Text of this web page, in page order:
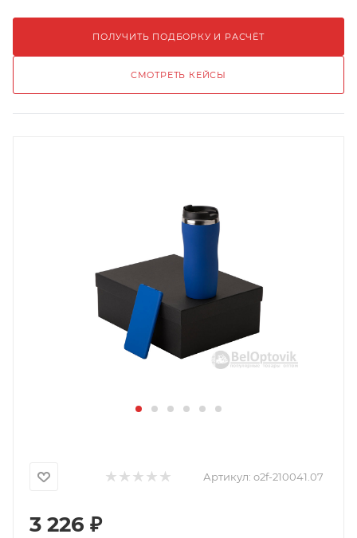
ПОЛУЧИТЬ ПОДБОРКУ И РАСЧЁТ
СМОТРЕТЬ КЕЙСЫ
Артикул: o2f-210041.07
3 226 ₽